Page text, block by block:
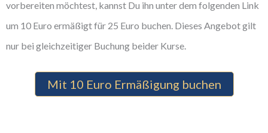
vorbereiten möchtest, kannst Du ihn unter dem folgenden Link
um 10 Euro ermäßigt für 25 Euro buchen. Dieses Angebot gilt
nur bei gleichzeitiger Buchung beider Kurse.
Mit 10 Euro Ermäßigung buchen